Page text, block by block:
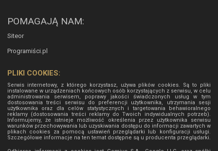
POMAGAJĄ NAM:
Siteor
Programiści.pl
PLIKI COOKIES:
Serwis internetowy, z którego korzystasz, używa plików cookies. Są to pliki
instalowane w urządzeniach końcowych osób korzystających z serwisu, w celu
administrowania serwisem, poprawy jakości świadczonych usług w tym
dostosowania treści serwisu do preferencji użytkownika, utrzymania sesji
użytkownika oraz dla celów statystycznych i targetowania behawioralnego
reklamy (dostosowania treści reklamy do Twoich indywidualnych potrzeb).
Informujemy, że istnieje możliwość określenia przez użytkownika serwisu
warunków przechowywania lub uzyskiwania dostępu do informacji zawartych w
plikach cookies za pomocą ustawień przeglądarki lub konfiguracji usługi.
Szczegółowe informacje na ten temat dostępne są u producenta przeglądarki.